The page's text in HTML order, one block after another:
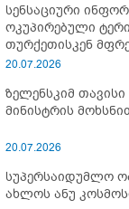
სენსაციური
ოკუპირებული
თურქეთისკენ
სამიტი კინაღამ
20.07.2026
ზელენსკიმ
მინისტრის
20.07.2026
სუპერსაიდუმლო